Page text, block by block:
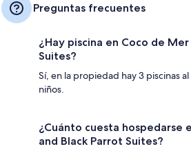
Preguntas frecuentes
¿Hay piscina en Coco de
Suites?
Sí, en la propiedad hay 3 piscinas
niños.
¿Cuánto cuesta hospedarse
and Black Parrot Suites?